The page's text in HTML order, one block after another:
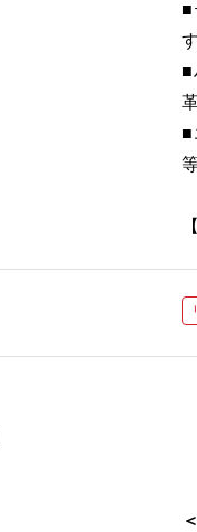
■
■
■